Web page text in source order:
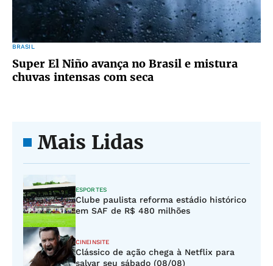
BRASIL
Super El Niño avança no Brasil e mistura
chuvas intensas com seca
Mais Lidas
ESPORTES
Clube paulista reforma estádio histórico
em SAF de R$ 480 milhões
CINEINSITE
Clássico de ação chega à Netflix para
salvar seu sábado (08/08)